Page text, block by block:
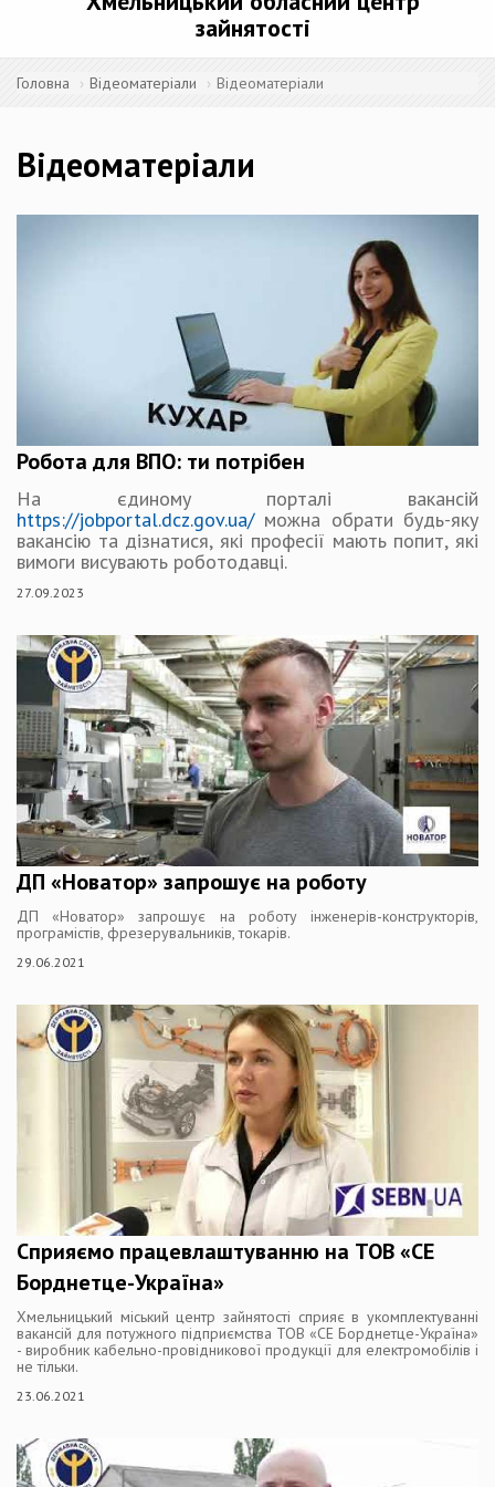
зайнятості
Головна Відеоматеріали Відеоматеріали
Відеоматеріали
Робота для ВПО: ти потрібен
На єдиному порталі вакансій
https://jobportal.dcz.gov.ua/можна обрати будь-яку
вакансію та дізнатися, які професії мають попит, які
вимоги висувають роботодавці.
27.09.2023
ДП «Новатор» запрошує на роботу
ДП «Новатор» запрошує на роботу інженерів-конструкторів,
програмістів, фрезерувальників, токарів.
29.06.2021
Сприяємо працевлаштуванню на ТОВ «СЕ
Борднетце-Україна»
Хмельницький міський центр зайнятості сприяє в укомплектуванні
вакансій для потужного підприємства ТОВ «СЕ Борднетце-Україна»
- виробник кабельно-провідникової продукції для електромобілів і
не тільки.
23.06.2021